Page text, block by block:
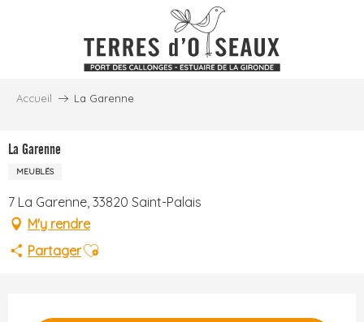
Accueil La Garenne
La Garenne
MEUBLÉS
7 La Garenne, 33820 Saint-Palais
M'y rendre
PartagerAjouter aux favoris